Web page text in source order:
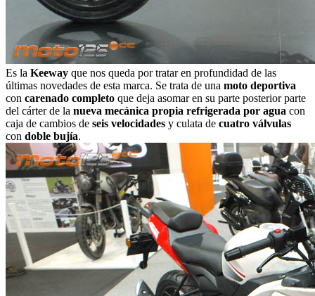
Es la Keeway que nos queda por tratar en profundidad de las
últimas novedades de esta marca. Se trata de una moto deportiva
con carenado completo que deja asomar en su parte posterior parte
del cárter de la nueva mecánica propia refrigerada por agua con
caja de cambios de seis velocidades y culata de cuatro válvulas
con doble bujía.